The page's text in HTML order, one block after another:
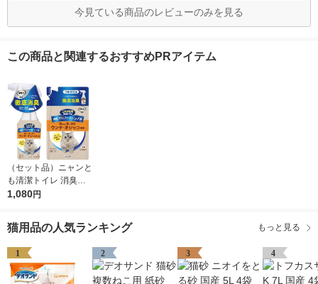
今見ている商品のレビューのみを見る
この商品と関連するおすすめPRアイテム
（セット品）ニャンと
も清潔トイレ 消臭プ
ロフェッショナル 猫
体270ml＋詰替240ml
1,080円
猫用品の人気ランキング もっと見る
1 2 3 4